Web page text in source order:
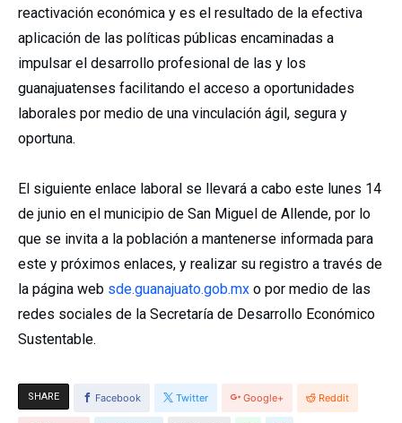
reactivación económica y es el resultado de la efectiva
aplicación de las políticas públicas encaminadas a
impulsar el desarrollo profesional de las y los
guanajuatenses facilitando el acceso a oportunidades
laborales por medio de una vinculación ágil, segura y
oportuna.
El siguiente enlace laboral se llevará a cabo este lunes 14
de junio en el municipio de San Miguel de Allende, por lo
que se invita a la población a mantenerse informada para
este y próximos enlaces, y realizar su registro a través de
la página web sde.guanajuato.gob.mx o por medio de las
redes sociales de la Secretaría de Desarrollo Económico
Sustentable.
SHARE Facebook Twitter Google+ Reddit